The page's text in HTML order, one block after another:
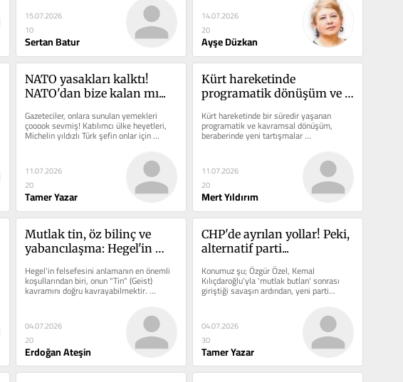
15.07.2026
10
Sertan Batur
14.07.2026
20
Ayşe Düzkan
NATO yasakları kalktı!
NATO'dan bize kalan mı...
Gazeteciler, onlara sunulan yemekleri
çooook sevmiş! Katılımcı ülke heyetleri,
Michelin yıldızlı Türk şefin onlar için
hazırladığı...
11.07.2026
20
Tamer Yazar
Kürt hareketinde
programatik dönüşüm ve
Kürt hareketinde bir süredir yaşanan
programatik ve kavramsal dönüşüm,
beraberinde yeni tartışmalar
getirmektedir. Bu tartışmaların...
11.07.2026
20
Mert Yıldırım
Mutlak tin, öz bilinç ve
yabancılaşma: Hegel'in
Hegel'in felsefesini anlamanın en önemli
koşullarından biri, onun "Tin" (Geist)
kavramını doğru kavrayabilmektir.
04.07.2026
20
Erdoğan Ateşin
CHP'de ayrılan yollar! Peki,
alternatif parti...
Konumuz şu; Özgür Özel, Kemal
Kılıçdaroğlu'yla 'mutlak butlan' sonrası
giriştiği savaşın ardından, yeni parti...
04.07.2026
30
Tamer Yazar